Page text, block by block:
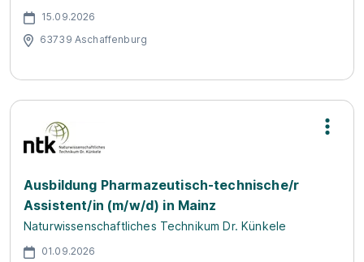
15.09.2026
63739 Aschaffenburg
Ausbildung Pharmazeutisch-technische/r
Assistent/in (m/w/d) in Mainz
Naturwissenschaftliches Technikum Dr. Künkele
01.09.2026